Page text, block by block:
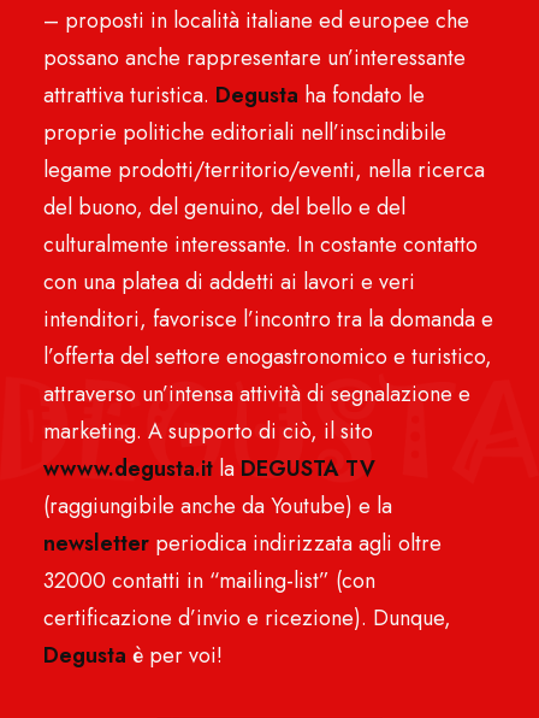
– proposti in località italiane ed europee che
possano anche rappresentare un’interessante
attrattiva turistica. Degusta ha fondato le
proprie politiche editoriali nell’inscindibile
legame prodotti/territorio/eventi, nella ricerca
del buono, del genuino, del bello e del
culturalmente interessante. In costante contatto
con una platea di addetti ai lavori e veri
intenditori, favorisce l’incontro tra la domanda e
l’offerta del settore enogastronomico e turistico,
attraverso un’intensa attività di segnalazione e
marketing. A supporto di ciò, il sito
wwww.degusta.it la DEGUSTA TV
(raggiungibile anche da Youtube) e la
newsletter periodica indirizzata agli oltre
32000 contatti in “mailing-list” (con
certificazione d’invio e ricezione). Dunque,
Degusta è per voi!